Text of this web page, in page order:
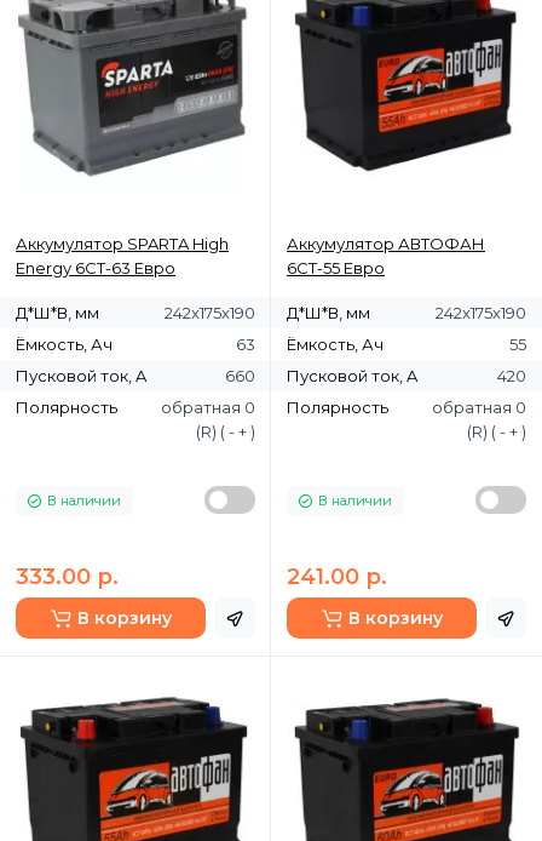
Аккумулятор SPARTA High
Energy 6СТ-63 Евро
Д*Ш*В, мм
242x175x190
Ёмкость, Ач
63
Пусковой ток, A
660
Полярность
обратная 0
(R) ( - + )
В наличии
333.00 р.
В корзину
Аккумулятор АВТОФАН
6СТ-55 Евро
Д*Ш*В, мм
242x175x190
Ёмкость, Ач
55
Пусковой ток, A
420
Полярность
обратная 0
(R) ( - + )
В наличии
241.00 р.
В корзину